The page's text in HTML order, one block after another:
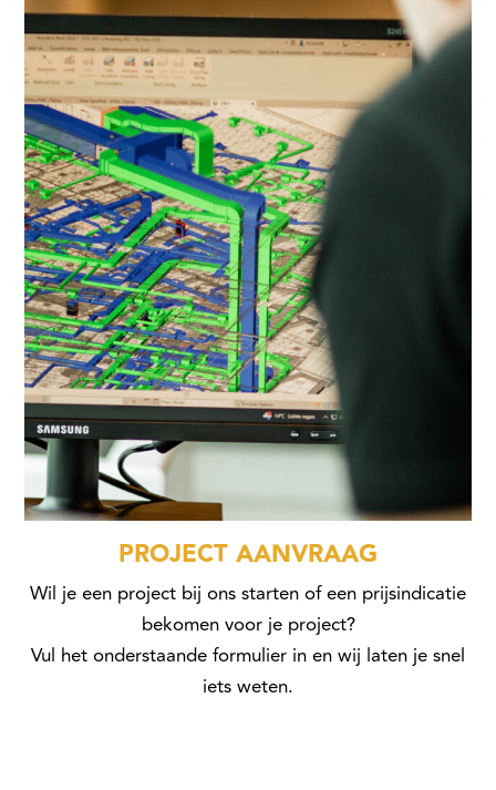
PROJECT AANVRAAG
Wil je een project bij ons starten of een prijsindicatie
bekomen voor je project?
Vul het onderstaande formulier in en wij laten je snel
iets weten.